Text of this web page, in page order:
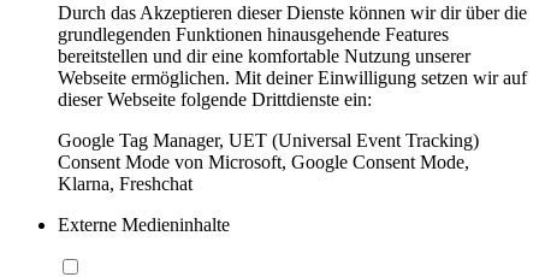
Durch das Akzeptieren dieser Dienste können wir dir über die
grundlegenden Funktionen hinausgehende Features
bereitstellen und dir eine komfortable Nutzung unserer
Webseite ermöglichen. Mit deiner Einwilligung setzen wir auf
dieser Webseite folgende Drittdienste ein:
Google Tag Manager, UET (Universal Event Tracking)
Consent Mode von Microsoft, Google Consent Mode,
Klarna, Freshchat
Externe Medieninhalte